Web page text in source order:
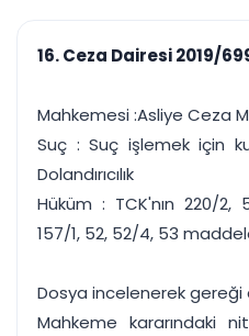
Duruşma ve görev
takvimi
Bildirim
Süreleri asla
Tek panelde uçtan uca
UYAP & UETS
Tüm özellikleri inceleyin
16. Ceza Dairesi 2019/
Mahkemesi :Asliye Ceza
Suç : Suç işlemek için
Dolandırıcılık
Hüküm : TCK'nın 220/2,
157/1, 52, 52/4, 53
Dosya incelenerek gereği
Mahkeme kararındaki